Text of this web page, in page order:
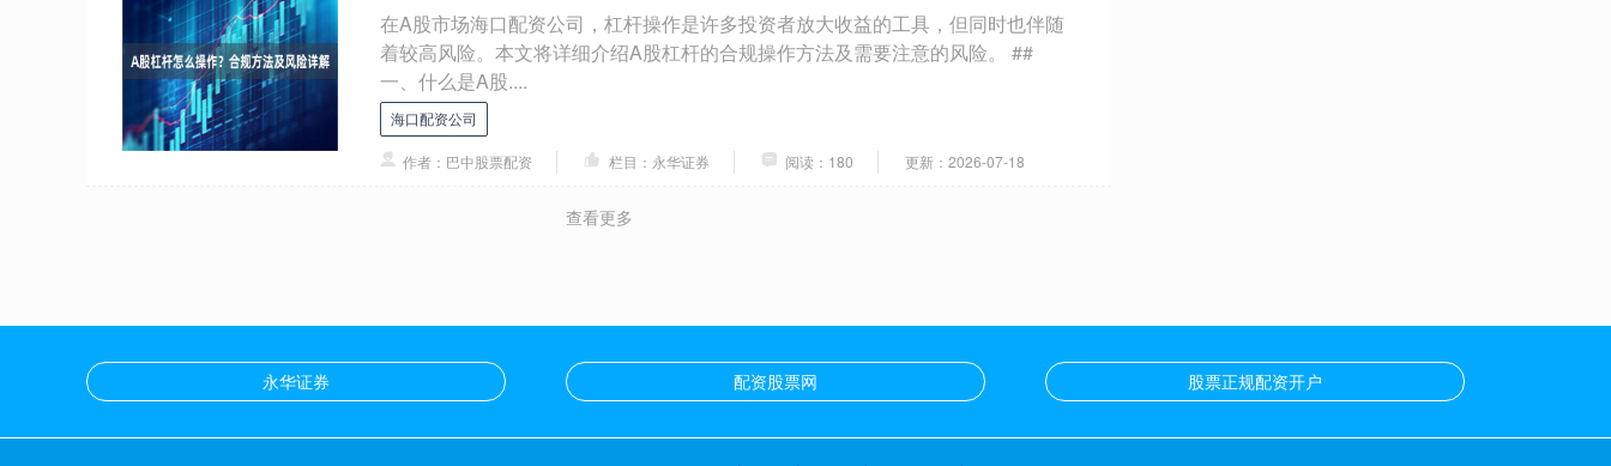
在A股市场海口配资公司，杠杆操作是许多投资者放大收益的工具，但同时也伴随
着较高风险。本文将详细介绍A股杠杆的合规操作方法及需要注意的风险。 ##
一、什么是A股....
海口配资公司
作者：巴中股票配资 栏目：永华证券 阅读：180 更新：2026-07-18
查看更多
永华证券 配资股票网 股票正规配资开户